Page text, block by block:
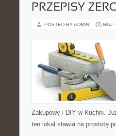
PRZEPISY
POSTED BY ADMIN MAJ
Zakupowy i DIY w Kuchni.
ten lokal stawia na prostotę